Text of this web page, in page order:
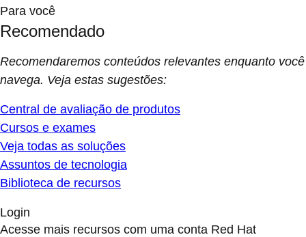
Para você
Recomendado
Recomendaremos conteúdos relevantes enquanto você
navega. Veja estas sugestões:
Central de avaliação de produtos
Cursos e exames
Veja todas as soluções
Assuntos de tecnologia
Biblioteca de recursos
Login
Acesse mais recursos com uma conta Red Hat